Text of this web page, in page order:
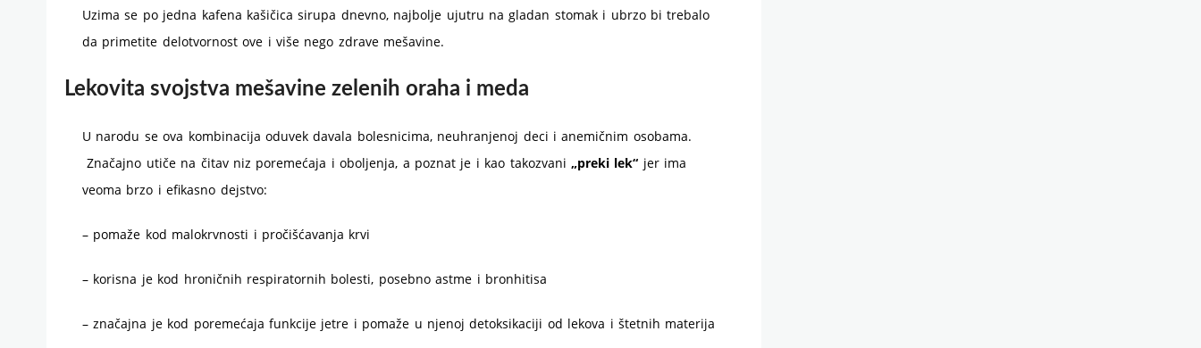
Uzima se po jedna kafena kašičica sirupa dnevno, najbolje ujutru na gladan stomak i ubrzo bi trebalo
da primetite delotvornost ove i više nego zdrave mešavine.
Lekovita svojstva mešavine zelenih oraha i meda
U narodu se ova kombinacija oduvek davala bolesnicima, neuhranjenoj deci i anemičnim osobama.
Značajno utiče na čitav niz poremećaja i oboljenja, a poznat je i kao takozvani „preki lek“ jer ima
veoma brzo i efikasno dejstvo:
– pomaže kod malokrvnosti i pročišćavanja krvi
– korisna je kod hroničnih respiratornih bolesti, posebno astme i bronhitisa
– značajna je kod poremećaja funkcije jetre i pomaže u njenoj detoksikaciji od lekova i štetnih materija